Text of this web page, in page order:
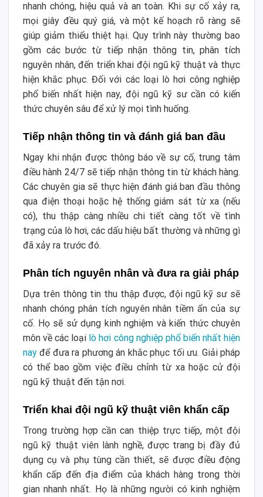
nhanh chóng, hiệu quả và an toàn. Khi sự cố xảy ra,
mọi giây đều quý giá, và một kế hoạch rõ ràng sẽ
giúp giảm thiểu thiệt hại. Quy trình này thường bao
gồm các bước từ tiếp nhận thông tin, phân tích
nguyên nhân, đến triển khai đội ngũ kỹ thuật và thực
hiện khắc phục. Đối với các loại lò hơi công nghiệp
phổ biến nhất hiện nay, đội ngũ kỹ sư cần có kiến
thức chuyên sâu để xử lý mọi tình huống.
Tiếp nhận thông tin và đánh giá ban đầu
Ngay khi nhận được thông báo về sự cố, trung tâm
điều hành 24/7 sẽ tiếp nhận thông tin từ khách hàng.
Các chuyên gia sẽ thực hiện đánh giá ban đầu thông
qua điện thoại hoặc hệ thống giám sát từ xa (nếu
có), thu thập càng nhiều chi tiết càng tốt về tình
trạng của lò hơi, các dấu hiệu bất thường và những gì
đã xảy ra trước đó.
Phân tích nguyên nhân và đưa ra giải pháp
Dựa trên thông tin thu thập được, đội ngũ kỹ sư sẽ
nhanh chóng phân tích nguyên nhân tiềm ẩn của sự
cố. Họ sẽ sử dụng kinh nghiệm và kiến thức chuyên
môn về các loại lò hơi công nghiệp phổ biến nhất hiện
nay để đưa ra phương án khắc phục tối ưu. Giải pháp
có thể bao gồm việc điều chỉnh từ xa hoặc cử đội
ngũ kỹ thuật đến tận nơi.
Triển khai đội ngũ kỹ thuật viên khẩn cấp
Trong trường hợp cần can thiệp trực tiếp, một đội
ngũ kỹ thuật viên lành nghề, được trang bị đầy đủ
dụng cụ và phụ tùng cần thiết, sẽ được điều động
khẩn cấp đến địa điểm của khách hàng trong thời
gian nhanh nhất. Họ là những người có kinh nghiệm